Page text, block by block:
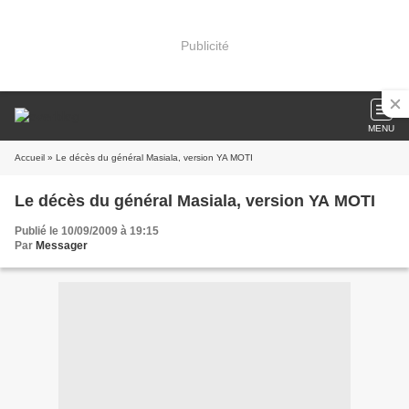
Publicité
MENU
Accueil » Le décès du général Masiala, version YA MOTI
Le décès du général Masiala, version YA MOTI
Publié le 10/09/2009 à 19:15
Par Messager